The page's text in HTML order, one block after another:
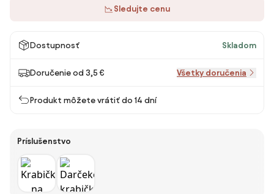
Sledujte cenu
Dostupnosť Skladom
Doručenie od 3,5 € Všetky doručenia
Produkt môžete vrátiť do 14 dní
Príslušenstvo